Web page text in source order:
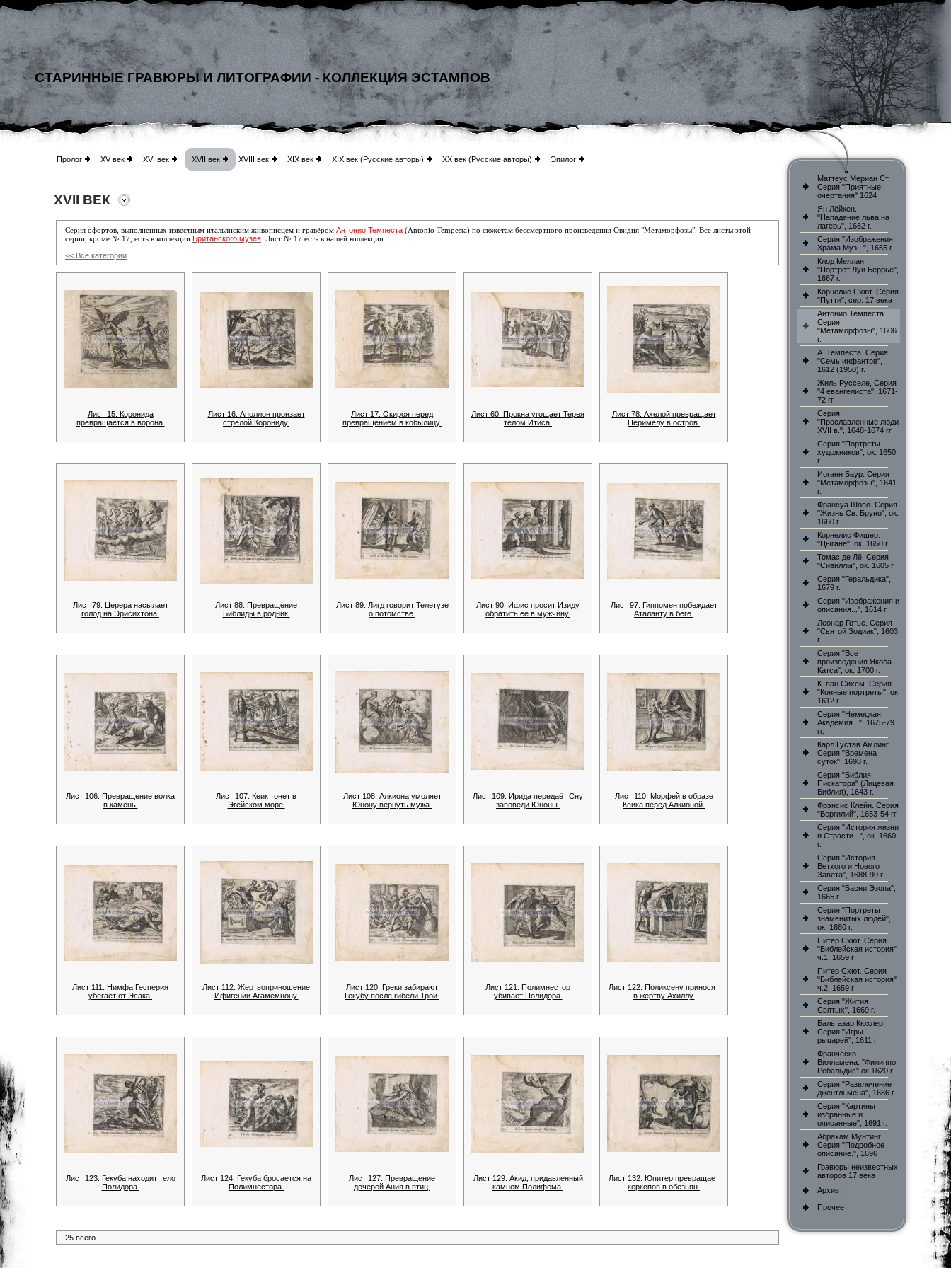
СТАРИННЫЕ ГРАВЮРЫ И ЛИТОГРАФИИ - КОЛЛЕКЦИЯ ЭСТАМПОВ
Пролог XV век XVI век XVII век XVIII век XIX век XIX век (Русские авторы) XX век (Русские авторы) Эпилог
XVII ВЕК
Серия офортов, выполненных известным итальянским живописцем и гравёром Антонио Темпеста (Antonio Tempesta) по сюжетам бессмертного произведения Овидия "Метаморфозы" . Все листы этой
серии, кроме № 17, есть в коллекции Британского музея . Лист № 17 есть в нашей коллекции.
<< Все категории
Лист 15. Коронида
превращается в ворона.
Лист 16. Аполлон пронзает
стрелой Корониду.
Лист 17. Окироя перед
превращением в кобылицу.
Лист 60. Прокна угощает Терея
телом Итиса.
Лист 78. Ахелой превращает
Перимелу в остров.
Лист 79. Церера насылает
голод на Эрисихтона.
Лист 88. Превращение
Библиды в родник.
Лист 89. Лигд говорит Телетузе
о потомстве.
Лист 90. Ифис просит Изиду
обратить её в мужчину.
Лист 97. Гиппомен побеждает
Аталанту в беге.
Лист 106. Превращение волка
в камень.
Лист 107. Кеик тонет в
Эгейском море.
Лист 108. Алкиона умоляет
Юнону вернуть мужа.
Лист 109. Ирида передаёт Сну
заповеди Юноны.
Лист 110. Морфей в образе
Кеика перед Алкионой.
Лист 111. Нимфа Гесперия
убегает от Эсака.
Лист 112. Жертвоприношение
Ифигении Агамемнону.
Лист 120. Греки забирают
Гекубу после гибели Трои.
Лист 121. Полимнестор
убивает Полидора.
Лист 122. Поликсену приносят
в жертву Ахиллу.
Лист 123. Гекуба находит тело
Полидора.
Лист 124. Гекуба бросается на
Полимнестора.
Лист 127. Превращение
дочерей Ания в птиц.
Лист 129. Акид, придавленный
камнем Полифема.
Лист 132. Юпитер превращает
керкопов в обезьян.
25 всего
Маттеус Мериан Ст.
Серия "Приятные
очертания" 1624
Ян Лёйкен.
"Нападение льва на
лагерь", 1682 г.
Серия "Изображения
Храма Муз...", 1655 г.
Клод Меллан.
"Портрет Луи Беррье",
1667 г.
Корнелис Схют. Серия
"Путти", сер. 17 века
Антонио Темпеста.
Серия
"Метаморфозы", 1606
г.
А. Темпеста. Серия
"Семь инфантов",
1612 (1950) г.
Жиль Русселе, Серия
"4 евангелиста", 1671-
72 гг
Серия
"Прославленные люди
XVII в.", 1648-1674 гг
Серия "Портреты
художников", ок. 1650
г.
Иоганн Баур. Серия
"Метаморфозы", 1641
г.
Франсуа Шово. Серия
"Жизнь Св. Бруно", ок.
1660 г.
Корнелис Фишер.
"Цыгане", ок. 1650 г.
Томас де Лё. Серия
"Сивиллы", ок. 1605 г.
Серия "Геральдика",
1679 г.
Серия "Изображения и
описания...", 1614 г.
Леонар Готье. Серия
"Святой Зодиак", 1603
г.
Серия "Все
произведения Якоба
Катса", ок. 1700 г.
К. ван Сихем. Серия
"Конные портреты", ок.
1612 г.
Серия "Немецкая
Академия...", 1675-79
гг.
Карл Густав Амлинг.
Серия "Времена
суток", 1698 г.
Серия "Библия
Пискатора" (Лицевая
Библия), 1643 г.
Фрэнсис Клейн. Серия
"Вергилий", 1653-54 гг.
Серия "История жизни
и Страсти...", ок. 1660
г.
Серия "История
Ветхого и Нового
Завета", 1688-90 г
Серия "Басни Эзопа",
1665 г.
Серия "Портреты
знаменитых людей",
ок. 1680 г.
Питер Схют. Серия
"Библейская история"
ч.1, 1659 г
Питер Схют. Серия
"Библейская история"
ч.2, 1659 г
Серия "Жития
Святых", 1669 г.
Бальтазар Кюхлер.
Серия "Игры
рыцарей", 1611 г.
Франческо
Вилламена. "Филиппо
Ребальдис",ок 1620 г
Серия "Развлечение
джентльмена", 1686 г.
Серия "Картины
избранные и
описанные", 1691 г.
Абрахам Мунтинг.
Серия "Подробное
описание.", 1696
Гравюры неизвестных
авторов 17 века
Архив
Прочее